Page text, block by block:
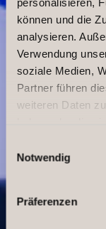
können und die
analysieren.
Verwendung
soziale Medien,
Partner führen
weiteren Daten
Notwendig
Präferenzen